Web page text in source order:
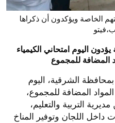
الخاصة ويؤكدون أن ذكراها
يؤدون اليوم امتحاني الكيمياء
المضافة للمجموع
بمحافظة الشرقية، اليوم
المضافة للمجموع،
التربية والتعليم،
داخل اللجان وتوفير المناخ